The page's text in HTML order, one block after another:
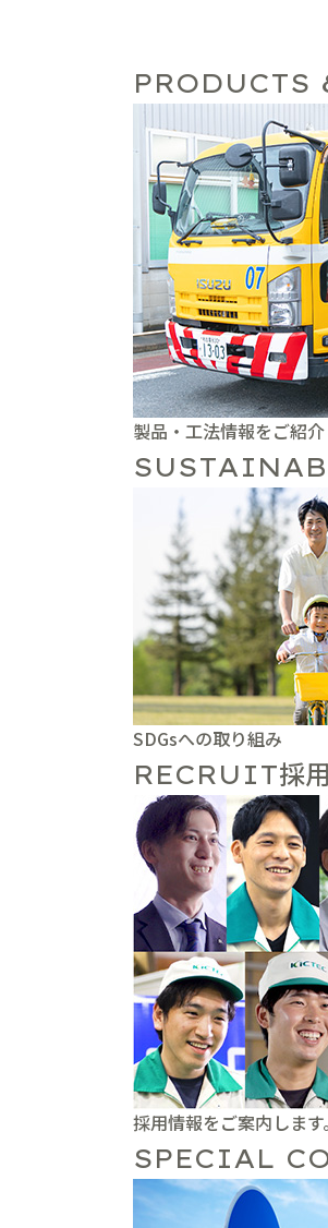
PRODUCTS
製品・工法情報をご紹介
SDGsへの取り組み
RECRUIT採
採用情報をご案内します。
SPECIAL